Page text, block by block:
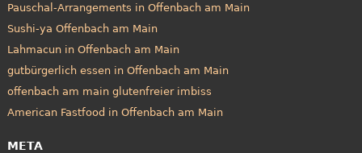
Pauschal-Arrangements in Offenbach am Main
Sushi-ya Offenbach am Main
Lahmacun in Offenbach am Main
gutbürgerlich essen in Offenbach am Main
offenbach am main glutenfreier imbiss
American Fastfood in Offenbach am Main
META